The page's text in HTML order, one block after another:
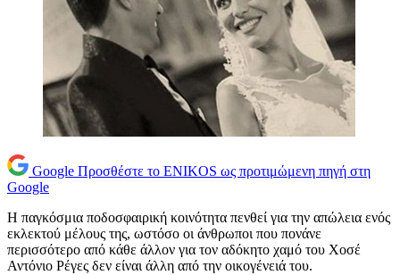
Google Προσθέστε το ENIKOS ως προτιμώμενη πηγή στη
Google
Η παγκόσμια ποδοσφαιρική κοινότητα πενθεί για την απώλεια ενός
εκλεκτού μέλους της, ωστόσο οι άνθρωποι που πονάνε
περισσότερο από κάθε άλλον για τον αδόκητο χαμό του Χοσέ
Αντόνιο Ρέγες δεν είναι άλλη από την οικογένειά του.